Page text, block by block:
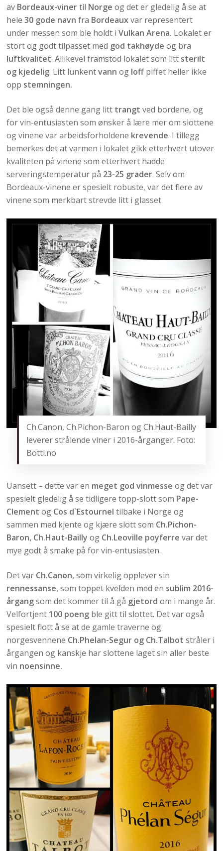
av Bordeaux-vinertil Norge og det er gledelig å se at
hele30 gode navn fra Bordeauxvar representert
under messen som ble holdt iVulkan Arena. Lokalet er
stort og godt tilpasset med god takhøyde og bra
luftkvalitet. Allikevel framstod lokalet som litt sterilt
og kjedelig. Litt lunkentvannog loff piffet heller ikke
opp stemningen.
Det ble også denne gang litt trangt ved bordene, og
for vin-entusiasten som ønsker å lære mer om slottene
og vinene var arbeidsforholdene krevende. I tillegg
bemerkes det at varmen i lokalet gikk etterhvert utover
kvaliteten på vinene som etterhvert hadde
serveringstemperatur på 23-25 grader. Selv om
Bordeaux-vinene er spesielt robuste, var det flere av
vinene som merkbart strevde litt i glasset.
Ch.Canon, Ch.Pichon-Baron og Ch.Haut-Bailly
leverer strålende viner i 2016-årganger. Foto:
Botti.no
Uansett – dette var en meget god vinmesse og det var
spesielt gledelig å se tidligere topp-slott som Pape-
Clementog Cos d`Estournel tilbake i Norge og
sammen med kjente og kjære slott som Ch.Pichon-
Baron, Ch.Haut-Baillyog Ch.Leoville poyferre var det
mye godt å smake på for vin-entusiasten.
Det var Ch.Canon,som virkelig opplever sin
rennessanse,som toppet kvelden med en sublim 2016-
årgangsom det kommer til å gå gjetord om i mange år.
Velfortjent 100 poeng ble gitt til slottet. Det var også
spesielt flott å se at de gamle traverne og
norgesvennene Ch.Phelan-Segur og Ch.Talbot stråler i
årgangen og kanskje har slottene laget sin aller beste
vin noensinne.